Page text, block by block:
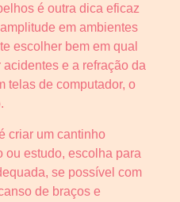
é outra dica eficaz
em ambientes
escolher bem em qual
e a refração da
telas de computador, o
criar um cantinho
ou estudo, escolha para
se possível com
de braços e